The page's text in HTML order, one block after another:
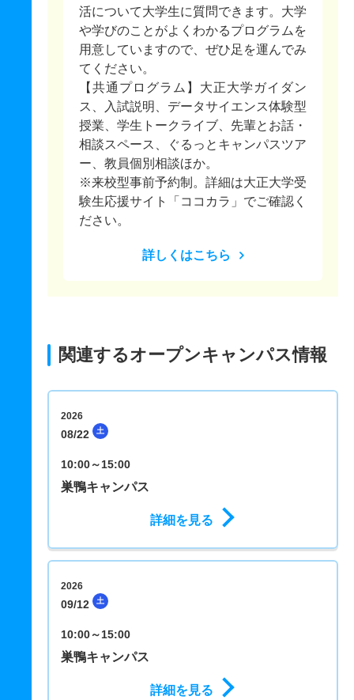
活について大学生に質問できます。大学
や学びのことがよくわかるプログラムを
用意していますので、ぜひ足を運んでみ
てください。
【共通プログラム】大正大学ガイダン
ス、入試説明、データサイエンス体験型
授業、学生トークライブ、先輩とお話・
相談スペース、ぐるっとキャンパスツア
ー、教員個別相談ほか。
※来校型事前予約制。詳細は大正大学受
験生応援サイト「ココカラ」でご確認く
ださい。
詳しくはこちら
関連するオープンキャンパス情報
2026
08/22 土
10:00～15:00
巣鴨キャンパス
詳細を見る
2026
09/12 土
10:00～15:00
巣鴨キャンパス
詳細を見る